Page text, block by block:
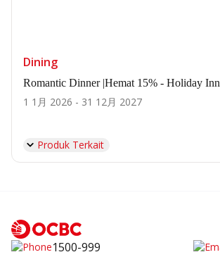
Dining
Romantic Dinner |Hemat 15% - Holiday Inn
1 1月 2026 - 31 12月 2027
Produk Terkait
1500-999